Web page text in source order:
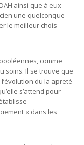
ainsi que à eux
une quelconque
le meilleur chois
comme
soins. Il se trouve que
du la apreté
s’attend pour
« dans les